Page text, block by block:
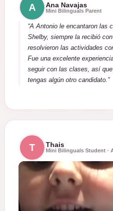
A Ana Navajas
Mini Bilinguals Parent
“A Antonio le encantaron las
Shelby, siempre la recibió
resolvieron las actividades
Fue una excelente
seguir con las clases, así
tengas algún otro candidato.”
T Thais
Mini Bilinguals Student ·